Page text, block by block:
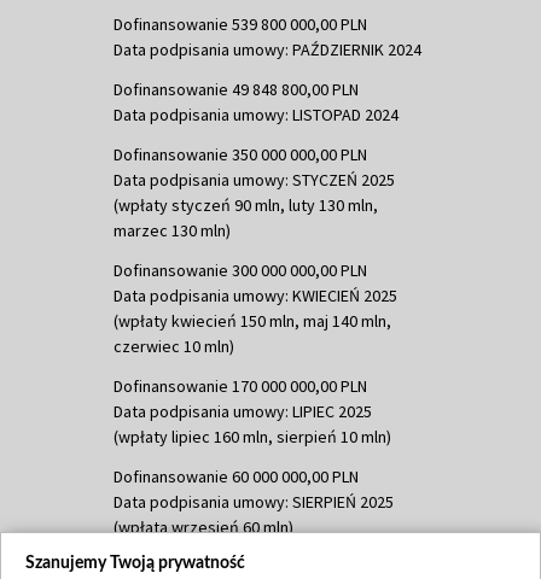
Dofinansowanie 539 800 000,00 PLN
Data podpisania umowy: PAŹDZIERNIK 2024
Dofinansowanie 49 848 800,00 PLN
Data podpisania umowy: LISTOPAD 2024
Dofinansowanie 350 000 000,00 PLN
Data podpisania umowy: STYCZEŃ 2025
(wpłaty styczeń 90 mln, luty 130 mln,
marzec 130 mln)
Dofinansowanie 300 000 000,00 PLN
Data podpisania umowy: KWIECIEŃ 2025
(wpłaty kwiecień 150 mln, maj 140 mln,
czerwiec 10 mln)
Dofinansowanie 170 000 000,00 PLN
Data podpisania umowy: LIPIEC 2025
(wpłaty lipiec 160 mln, sierpień 10 mln)
Dofinansowanie 60 000 000,00 PLN
Data podpisania umowy: SIERPIEŃ 2025
(wpłata wrzesień 60 mln)
Dofinansowanie 635 783 051,21 PLN
Szanujemy Twoją prywatność